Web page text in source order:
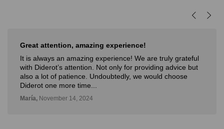
Great attention, amazing experience!
It is always an amazing experience! We are truly grateful
with Diderot’s attention. Not only for providing advice but
also a lot of patience. Undoubtedly, we would choose
Diderot one more time...
María, November 14, 2024